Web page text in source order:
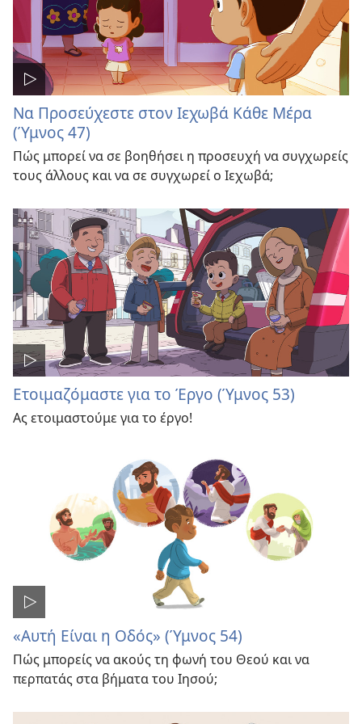
Να Προσεύχεστε στον Ιεχωβά Κάθε Μέρα
(Ύμνος 47)
Πώς μπορεί να σε βοηθήσει η προσευχή να συγχωρείς
τους άλλους και να σε συγχωρεί ο Ιεχωβά;
Ετοιμαζόμαστε για το Έργο (Ύμνος 53)
Ας ετοιμαστούμε για το έργο!
«Αυτή Είναι η Οδός» (Ύμνος 54)
Πώς μπορείς να ακούς τη φωνή του Θεού και να
περπατάς στα βήματα του Ιησού;